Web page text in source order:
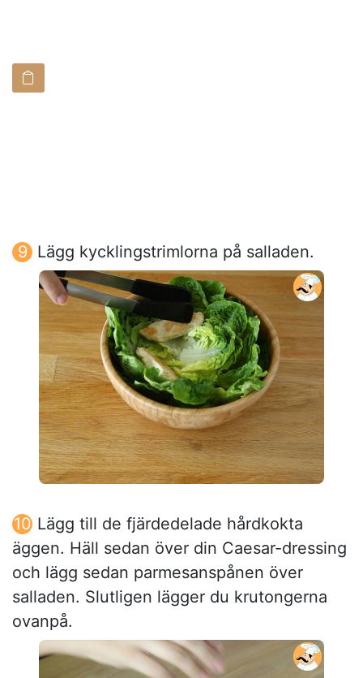
Lägg kycklingstrimlorna på salladen.
Lägg till de fjärdedelade hårdkokta
äggen. Häll sedan över din Caesar-dressing
och lägg sedan parmesanspånen över
salladen. Slutligen lägger du krutongerna
ovanpå.